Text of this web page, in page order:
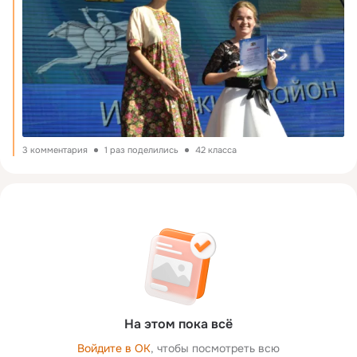
3 комментария 1 раз поделились 42 класса
На этом пока всё
Войдите в ОК, чтобы посмотреть всю